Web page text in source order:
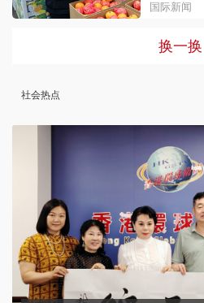
国际新闻
换一换
社会热点